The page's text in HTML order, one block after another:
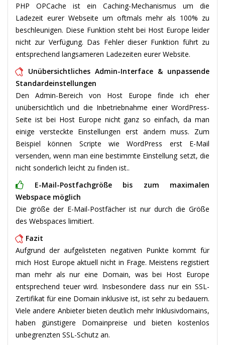
PHP OPCache ist ein Caching-Mechanismus um die
Ladezeit eurer Webseite um oftmals mehr als 100% zu
beschleunigen. Diese Funktion steht bei Host Europe leider
nicht zur Verfügung. Das Fehler dieser Funktion führt zu
entsprechend langsameren Ladezeiten eurer Website.
Unübersichtliches Admin-Interface & unpassende
Standardeinstellungen
Den Admin-Bereich von Host Europe finde ich eher
unübersichtlich und die Inbetriebnahme einer WordPress-
Seite ist bei Host Europe nicht ganz so einfach, da man
einige versteckte Einstellungen erst ändern muss. Zum
Beispiel können Scripte wie WordPress erst E-Mail
versenden, wenn man eine bestimmte Einstellung setzt, die
nicht sonderlich leicht zu finden ist..
E-Mail-Postfachgröße bis zum maximalen
Webspace möglich
Die größe der E-Mail-Postfächer ist nur durch die Größe
des Webspaces limitiert.
Fazit
Aufgrund der aufgelisteten negativen Punkte kommt für
mich Host Europe aktuell nicht in Frage. Meistens registiert
man mehr als nur eine Domain, was bei Host Europe
entsprechend teuer wird. Insbesondere dass nur ein SSL-
Zertifikat für eine Domain inklusive ist, ist sehr zu bedauern.
Viele andere Anbieter bieten deutlich mehr Inklusivdomains,
haben günstigere Domainpreise und bieten kostenlos
unbegrenzten SSL-Schutz an.